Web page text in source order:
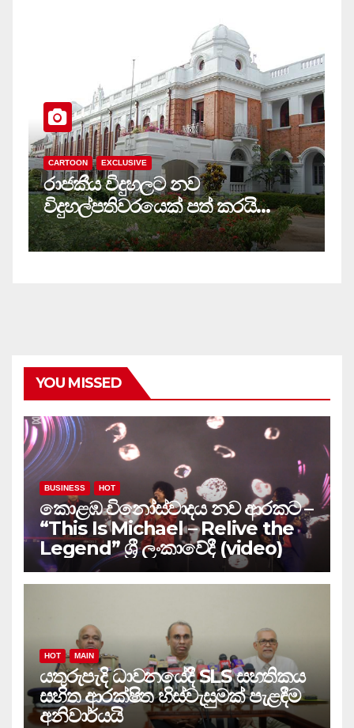
කරයි…
CARTOON MAIN
සියලු‍ පාසල් ඩිජිටල්කරණය
ම ජාලයකට ගතයුතුයි
YOU MISSED
BUSINESS HOT
කොළඹ විනෝස්වාදය නව ආරකට –
“This Is Michael – Relive the
Legend” ශ්‍රී ලංකාවේදී (video)
HOT MAIN
යතුරුපැදි ධාවනයේදී SLS සහතිකය
සහිත ආරක්ෂිත හිස්වැසුමක් පැළඳීම
අනිවාර්යයි